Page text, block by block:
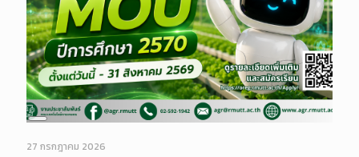
Long
Description
27 กรกฎาคม 2026